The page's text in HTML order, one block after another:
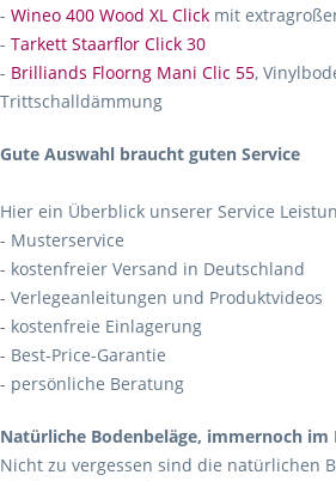
- Wineo 400 Wood XL Click mit
- Tarkett Staarflor Click 30
- Brilliands Floorng Mani Clic 55,
Trittschalldämmung
Gute Auswahl braucht guten Service
Hier ein Überblick unserer Service
- Musterservice
- kostenfreier Versand in Deutschland
- Verlegeanleitungen und Produktvideos
- kostenfreie Einlagerung
- Best-Price-Garantie
- persönliche Beratung
Natürliche Bodenbeläge, immernoch im
Nicht zu vergessen sind die natürlichen